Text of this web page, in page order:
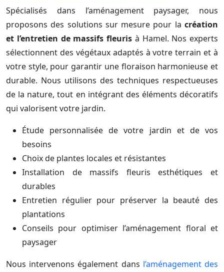
Spécialisés dans l’aménagement paysager, nous
proposons des solutions sur mesure pour la création
et l’entretien de massifs fleuris à Hamel. Nos experts
sélectionnent des végétaux adaptés à votre terrain et à
votre style, pour garantir une floraison harmonieuse et
durable. Nous utilisons des techniques respectueuses
de la nature, tout en intégrant des éléments décoratifs
qui valorisent votre jardin.
Étude personnalisée de votre jardin et de vos
besoins
Choix de plantes locales et résistantes
Installation de massifs fleuris esthétiques et
durables
Entretien régulier pour préserver la beauté des
plantations
Conseils pour optimiser l’aménagement floral et
paysager
Nous intervenons également dans l’aménagement des